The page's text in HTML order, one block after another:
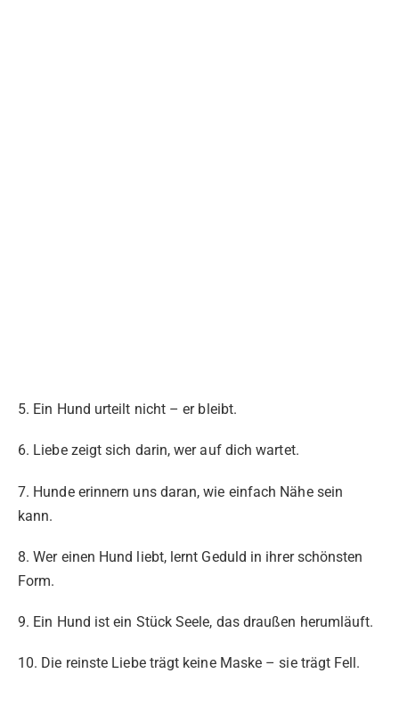
5. Ein Hund urteilt nicht – er bleibt.
6. Liebe zeigt sich darin, wer auf dich wartet.
7. Hunde erinnern uns daran, wie einfach Nähe sein
kann.
8. Wer einen Hund liebt, lernt Geduld in ihrer schönsten
Form.
9. Ein Hund ist ein Stück Seele, das draußen herumläuft.
10. Die reinste Liebe trägt keine Maske – sie trägt Fell.